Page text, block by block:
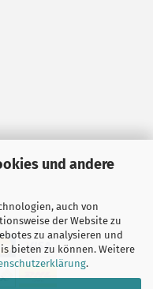
und andere
auch von
der Website zu
zu analysieren und
bieten zu können. Weitere
.